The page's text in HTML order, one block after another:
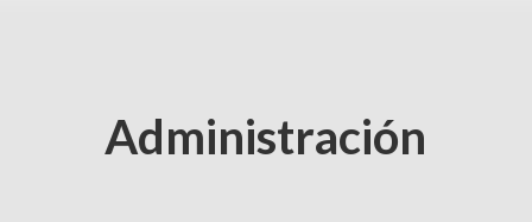
Administración